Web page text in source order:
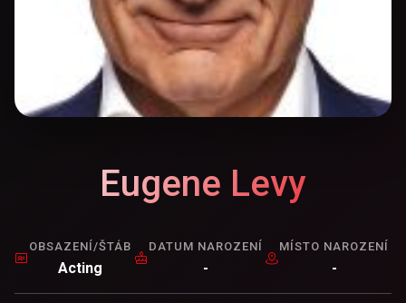
Eugene Levy
OBSAZENÍ/ŠTÁB
Acting
DATUM NAROZENÍ
-
MÍSTO NAROZENÍ
-